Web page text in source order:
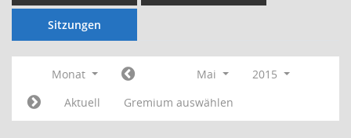
Sitzungen
Monat Mai
2015
Aktuell
Gremium auswählen